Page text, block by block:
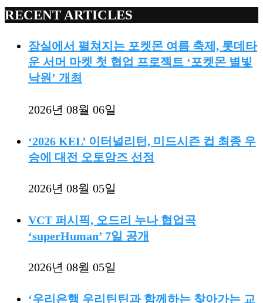
RECENT ARTICLES
잠실에서 펼쳐지는 포켓몬 여름 축제, 롯데타
운 서머 마켓 첫 협업 프로젝트 ‘포켓몬 별빛
낙원’ 개최
2026년 08월 06일
‘2026 KEL’ 이터널리턴, 미드시즌 컵 최종 우
승에 대전 오토암즈 선정
2026년 08월 05일
VCT 퍼시픽, 오드리 누나 협업곡
‘superHuman’ 7일 공개
2026년 08월 05일
‘우리은행 우리틴틴과 함께하는 찾아가는 교